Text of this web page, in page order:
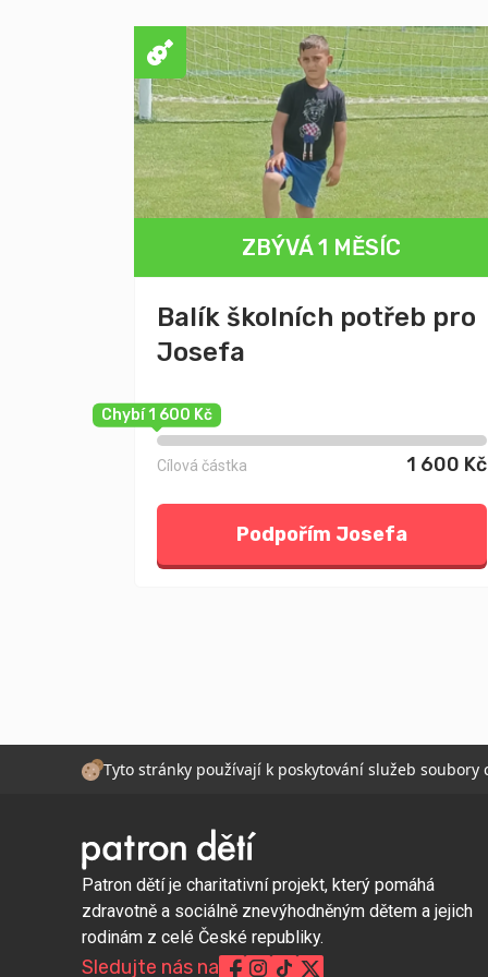
ZBÝVÁ 1 MĚSÍC
Balík školních potřeb pro
Josefa
Chybí 1 600 Kč
Cílová částka 1 600 Kč
Podpořím Josefa
Tyto stránky používají k poskytování služeb
Patron dětí je charitativní projekt, který pomáhá
zdravotně a sociálně znevýhodněným dětem a jejich
rodinám z celé České republiky.
Sledujte nás na